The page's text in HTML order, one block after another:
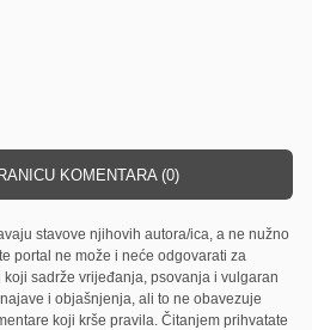
KOMENTARA (0)
stavove njihovih autora/ica, a ne nužno
portal ne može i neće odgovarati za
sadrže vrijeđanja, psovanja i vulgaran
i objašnjenja, ali to ne obavezuje
koji krše pravila. Čitanjem prihvatate